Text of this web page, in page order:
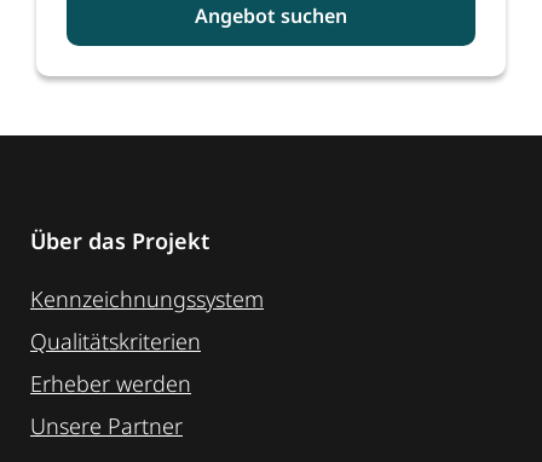
Angebot suchen
Über das Projekt
Kennzeichnungssystem
Qualitätskriterien
Erheber werden
Unsere Partner